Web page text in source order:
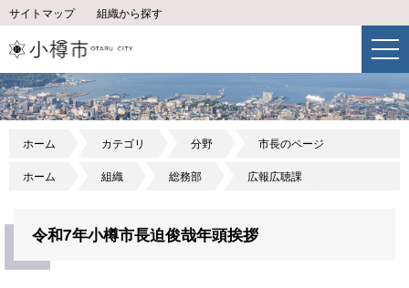
サイトマップ 組織から探す
ホーム カテゴリ 分野 市長のページ
ホーム 組織 総務部 広報広聴課
令和7年小樽市長迫俊哉年頭挨拶